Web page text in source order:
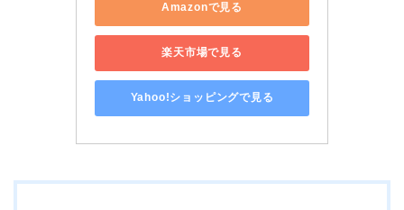
Amazonで見る
楽天市場で見る
Yahoo!ショッピングで見る